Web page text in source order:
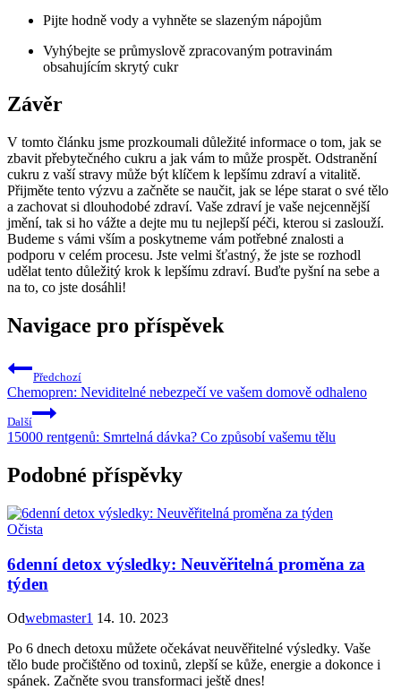
Pijte hodně vody a vyhněte se slazeným nápojům
Vyhýbejte se průmyslově zpracovaným potravinám
obsahujícím skrytý cukr
Závěr
V tomto článku jsme prozkoumali důležité informace o tom, jak se
zbavit přebytečného cukru a jak vám to může prospět. Odstranění
cukru z vaší stravy může být klíčem k lepšímu zdraví a vitalitě.
Přijměte tento výzvu a začněte se naučit, jak se lépe starat o své tělo
a zachovat si dlouhodobé zdraví. Vaše zdraví je vaše nejcennější
jmění, tak si ho vážte a dejte mu tu nejlepší péči, kterou si zaslouží.
Budeme s vámi vším a poskytneme vám potřebné znalosti a
podporu v celém procesu. Jste velmi šťastný, že jste se rozhodl
udělat tento důležitý krok k lepšímu zdraví. Buďte pyšní na sebe a
na to, co jste dosáhli!
Navigace pro příspěvek
Předchozí
Chemopren: Neviditelné nebezpečí ve vašem domově odhaleno
Další
15000 rentgenů: Smrtelná dávka? Co způsobí vašemu tělu
Podobné příspěvky
Očista
6denní detox výsledky: Neuvěřitelná proměna za
týden
Odwebmaster1 14. 10. 2023
Po 6 dnech detoxu můžete očekávat neuvěřitelné výsledky. Vaše
tělo bude pročištěno od toxinů, zlepší se kůže, energie a dokonce i
spánek. Začněte svou transformaci ještě dnes!